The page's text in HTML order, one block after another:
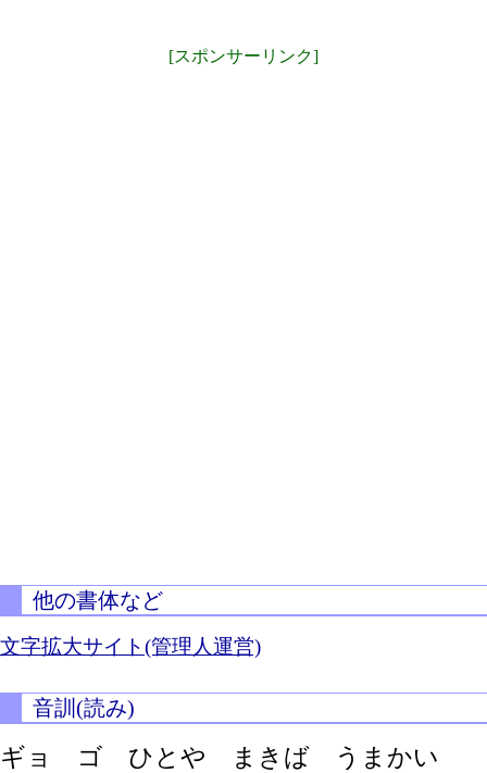
[スポンサーリンク]
他の書体など
文字拡大サイト(管理人運営)
音訓(読み)
ギョ ゴ ひとや まきば うまかい